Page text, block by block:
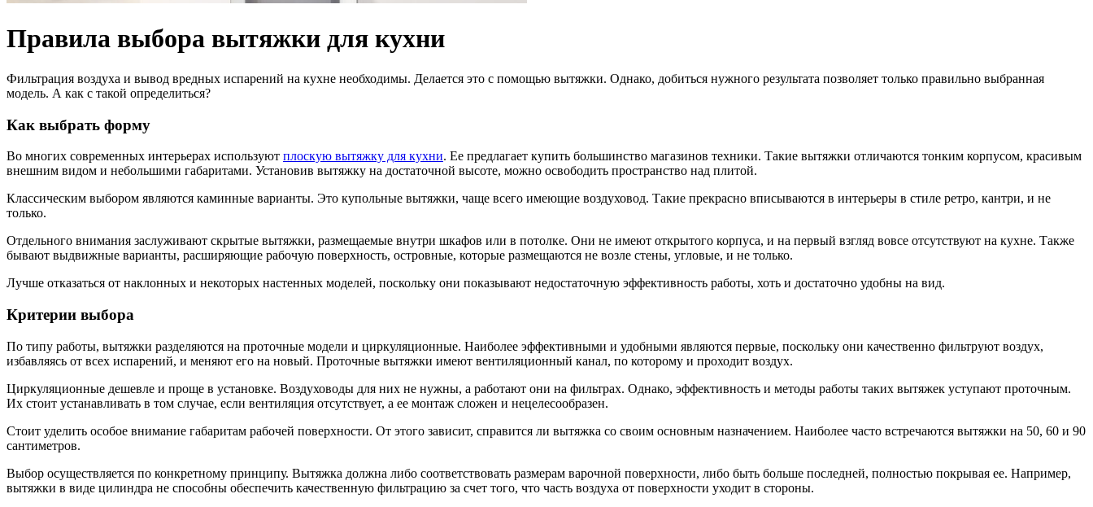
Правила выбора вытяжки для кухни
Фильтрация воздуха и вывод вредных испарений на кухне необходимы. Делается это с помощью вытяжки. Однако, добиться нужного результата позволяет только правильно выбранная
модель. А как с такой определиться?
Как выбрать форму
Во многих современных интерьерах используют плоскую вытяжку для кухни. Ее предлагает купить большинство магазинов техники. Такие вытяжки отличаются тонким корпусом, красивым
внешним видом и небольшими габаритами. Установив вытяжку на достаточной высоте, можно освободить пространство над плитой.
Классическим выбором являются каминные варианты. Это купольные вытяжки, чаще всего имеющие воздуховод. Такие прекрасно вписываются в интерьеры в стиле ретро, кантри, и не
только.
Отдельного внимания заслуживают скрытые вытяжки, размещаемые внутри шкафов или в потолке. Они не имеют открытого корпуса, и на первый взгляд вовсе отсутствуют на кухне. Также
бывают выдвижные варианты, расширяющие рабочую поверхность, островные, которые размещаются не возле стены, угловые, и не только.
Лучше отказаться от наклонных и некоторых настенных моделей, поскольку они показывают недостаточную эффективность работы, хоть и достаточно удобны на вид.
Критерии выбора
По типу работы, вытяжки разделяются на проточные модели и циркуляционные. Наиболее эффективными и удобными являются первые, поскольку они качественно фильтруют воздух,
избавляясь от всех испарений, и меняют его на новый. Проточные вытяжки имеют вентиляционный канал, по которому и проходит воздух.
Циркуляционные дешевле и проще в установке. Воздуховоды для них не нужны, а работают они на фильтрах. Однако, эффективность и методы работы таких вытяжек уступают проточным.
Их стоит устанавливать в том случае, если вентиляция отсутствует, а ее монтаж сложен и нецелесообразен.
Стоит уделить особое внимание габаритам рабочей поверхности. От этого зависит, справится ли вытяжка со своим основным назначением. Наиболее часто встречаются вытяжки на 50, 60 и 90
сантиметров.
Выбор осуществляется по конкретному принципу. Вытяжка должна либо соответствовать размерам варочной поверхности, либо быть больше последней, полностью покрывая ее. Например,
вытяжки в виде цилиндра не способны обеспечить качественную фильтрацию за счет того, что часть воздуха от поверхности уходит в стороны.